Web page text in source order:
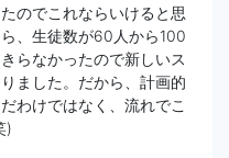
のでこれならいけると思
、生徒数が60人から100
らなかったので新しいス
ました。だから、計画的
わけではなく、流れでこ
)